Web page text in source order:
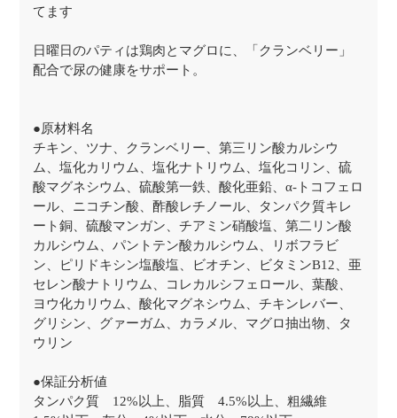
てます
日曜日のパティは鶏肉とマグロに、「クランベリー」
配合で尿の健康をサポート。
●原材料名
チキン、ツナ、クランベリー、第三リン酸カルシウ
ム、塩化カリウム、塩化ナトリウム、塩化コリン、硫
酸マグネシウム、硫酸第一鉄、酸化亜鉛、α-トコフェロ
ール、ニコチン酸、酢酸レチノール、タンパク質キレ
ート銅、硫酸マンガン、チアミン硝酸塩、第二リン酸
カルシウム、パントテン酸カルシウム、リボフラビ
ン、ピリドキシン塩酸塩、ビオチン、ビタミンB12、亜
セレン酸ナトリウム、コレカルシフェロール、葉酸、
ヨウ化カリウム、酸化マグネシウム、チキンレバー、
グリシン、グァーガム、カラメル、マグロ抽出物、タ
ウリン
●保証分析値
タンパク質 12%以上、脂質 4.5%以上、粗繊維